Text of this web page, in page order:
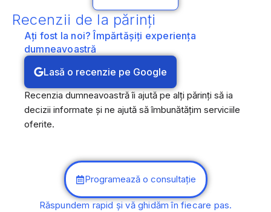
Recenzii de la părinți
Ați fost la noi? Împărtășiți experiența
dumneavoastră
Lasă o recenzie pe Google
Recenzia dumneavoastră îi ajută pe alți părinți să ia
decizii informate și ne ajută să îmbunătățim serviciile
oferite.
Programează o consultație
Răspundem rapid și vă ghidăm în fiecare pas.